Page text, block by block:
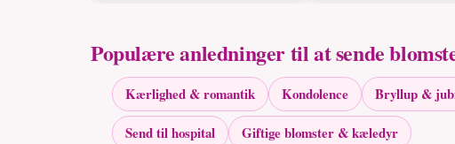
Populære anledninger til at sende
Kærlighed & romantik Kondolence Bryllup &
Send til hospital Giftige blomster & kæledyr